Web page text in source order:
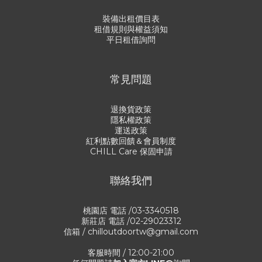
裝備出租價目表
租借規則與權益須知
平日租借詢問
常見問題
退換貨政策
隱私權政策
運送政策
紅利點數回饋＆會員制度
CHILL Care 保固申請
聯絡我們
桃園店 電話 /03-3340518
新莊店 電話 /02-29023312
信箱 / chilloutdoortw@gmail.com
客服時間 / 12:00-21:00